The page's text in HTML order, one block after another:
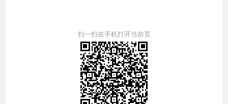
扫一扫在手机打开当前页